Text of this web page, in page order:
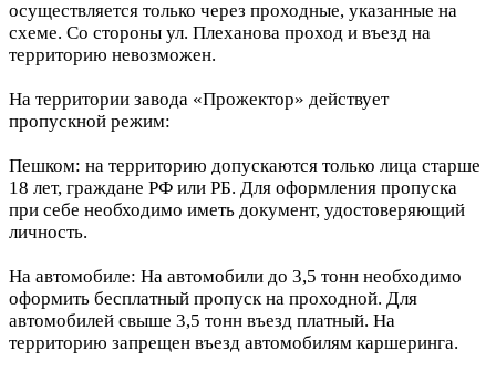
осуществляется только через проходные, указанные на
схеме. Со стороны ул. Плеханова проход и въезд на
территорию невозможен.
На территории завода «Прожектор» действует
пропускной режим:
Пешком: на территорию допускаются только лица старше
18 лет, граждане РФ или РБ. Для оформления пропуска
при себе необходимо иметь документ, удостоверяющий
личность.
На автомобиле: На автомобили до 3,5 тонн необходимо
оформить бесплатный пропуск на проходной. Для
автомобилей свыше 3,5 тонн въезд платный. На
территорию запрещен въезд автомобилям каршеринга.